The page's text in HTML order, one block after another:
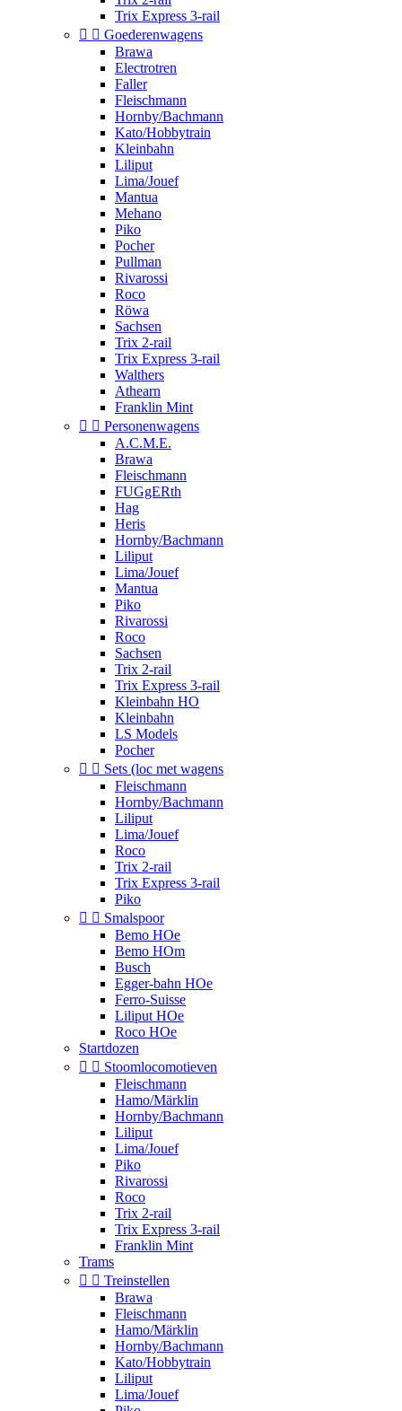
Trix Express 3-rail
  Goederenwagens
Brawa
Electrotren
Faller
Fleischmann
Hornby/Bachmann
Kato/Hobbytrain
Kleinbahn
Liliput
Lima/Jouef
Mantua
Mehano
Piko
Pocher
Pullman
Rivarossi
Roco
Röwa
Sachsen
Trix 2-rail
Trix Express 3-rail
Walthers
Athearn
Franklin Mint
  Personenwagens
A.C.M.E.
Brawa
Fleischmann
FUGgERth
Hag
Heris
Hornby/Bachmann
Liliput
Lima/Jouef
Mantua
Piko
Rivarossi
Roco
Sachsen
Trix 2-rail
Trix Express 3-rail
Kleinbahn HO
Kleinbahn
LS Models
Pocher
  Sets (loc met wagens
Fleischmann
Hornby/Bachmann
Liliput
Lima/Jouef
Roco
Trix 2-rail
Trix Express 3-rail
Piko
  Smalspoor
Bemo HOe
Bemo HOm
Busch
Egger-bahn HOe
Ferro-Suisse
Liliput HOe
Roco HOe
Startdozen
  Stoomlocomotieven
Fleischmann
Hamo/Märklin
Hornby/Bachmann
Liliput
Lima/Jouef
Piko
Rivarossi
Roco
Trix 2-rail
Trix Express 3-rail
Franklin Mint
Trams
  Treinstellen
Brawa
Fleischmann
Hamo/Märklin
Hornby/Bachmann
Kato/Hobbytrain
Liliput
Lima/Jouef